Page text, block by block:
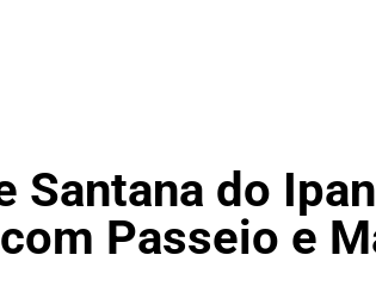
Santana do
Passeio e